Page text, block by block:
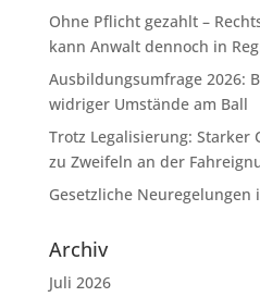
Ohne Pflicht gezahlt –
kann Anwalt dennoch in
Ausbildungsumfrage 2026:
widriger Umstände am Ball
Trotz Legalisierung: Starker
zu Zweifeln an der
Gesetzliche Neuregelungen
Archiv
Juli 2026